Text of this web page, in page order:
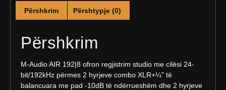
Përshkrim Përshtypje (0)
Përshkrim
M-Audio AIR 192|8 ofron regjistrim studio me cilësi 24-
bit/192kHz përmes 2 hyrjeve combo XLR+¼” të
balancuara me pad -10dB të ndërrueshëm dhe 2 hyrjeve